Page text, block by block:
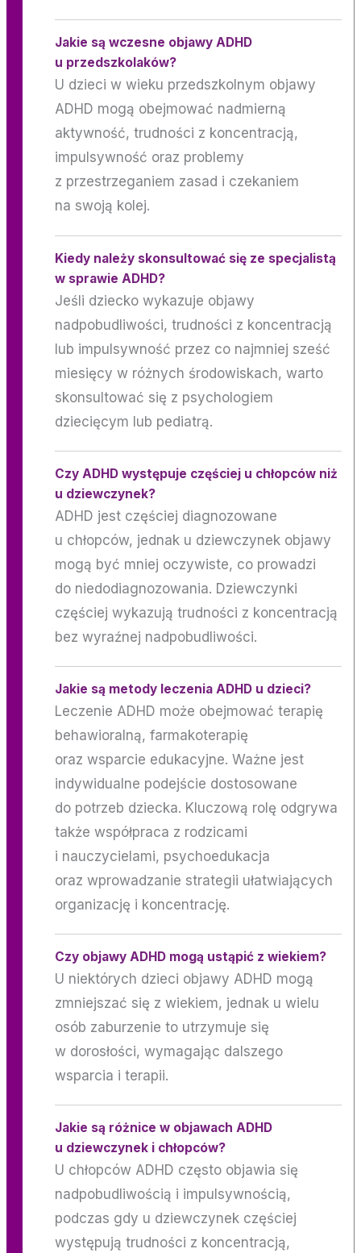
Jakie są wczesne objawy ADHD
u przedszkolaków?
U dzieci w wieku przedszkolnym objawy
ADHD mogą obejmować nadmierną
aktywność, trudności z koncentracją,
impulsywność oraz problemy
z przestrzeganiem zasad i czekaniem
na swoją kolej.
Kiedy należy skonsultować się ze specjalistą
w sprawie ADHD?
Jeśli dziecko wykazuje objawy
nadpobudliwości, trudności z koncentracją
lub impulsywność przez co najmniej sześć
miesięcy w różnych środowiskach, warto
skonsultować się z psychologiem
dziecięcym lub pediatrą.
Czy ADHD występuje częściej u chłopców niż
u dziewczynek?
ADHD jest częściej diagnozowane
u chłopców, jednak u dziewczynek objawy
mogą być mniej oczywiste, co prowadzi
do niedodiagnozowania. Dziewczynki
częściej wykazują trudności z koncentracją
bez wyraźnej nadpobudliwości.
Jakie są metody leczenia ADHD u dzieci?
Leczenie ADHD może obejmować terapię
behawioralną, farmakoterapię
oraz wsparcie edukacyjne. Ważne jest
indywidualne podejście dostosowane
do potrzeb dziecka. Kluczową rolę odgrywa
także współpraca z rodzicami
i nauczycielami, psychoedukacja
oraz wprowadzanie strategii ułatwiających
organizację i koncentrację.
Czy objawy ADHD mogą ustąpić z wiekiem?
U niektórych dzieci objawy ADHD mogą
zmniejszać się z wiekiem, jednak u wielu
osób zaburzenie to utrzymuje się
w dorosłości, wymagając dalszego
wsparcia i terapii.
Jakie są różnice w objawach ADHD
u dziewczynek i chłopców?
U chłopców ADHD często objawia się
nadpobudliwością i impulsywnością,
podczas gdy u dziewczynek częściej
występują trudności z koncentracją,